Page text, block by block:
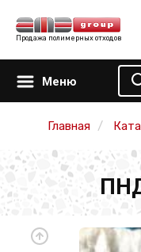
Продажа полимерных отходов
Меню
Главная